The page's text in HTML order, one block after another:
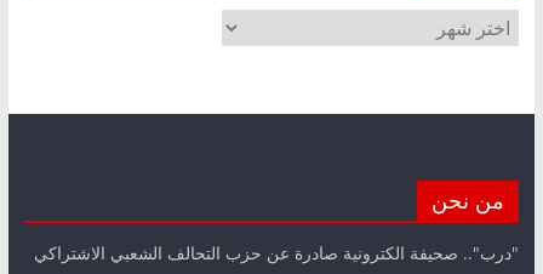
الأرشيف
من نحن
"درب".. صحيفة الكترونية صادرة عن حزب التحالف الشعبي الاشتراكي